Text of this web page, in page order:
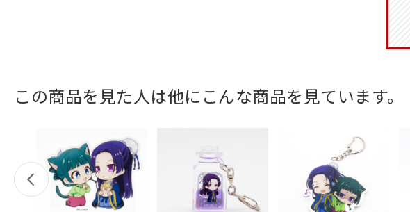
この商品を見た人は他にこんな商品を見ています。